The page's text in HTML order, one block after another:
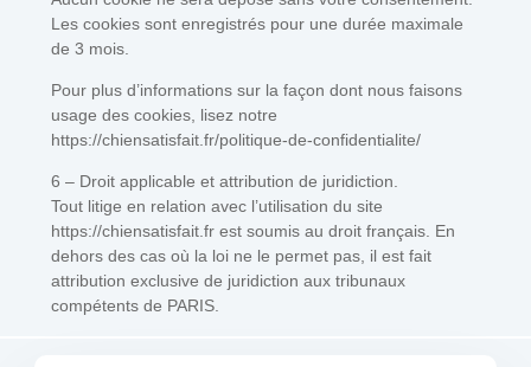
Les cookies sont enregistrés pour une durée maximale
de 3 mois.
Pour plus d’informations sur la façon dont nous faisons
usage des cookies, lisez notre
https://chiensatisfait.fr/politique-de-confidentialite/
6 – Droit applicable et attribution de juridiction.
Tout litige en relation avec l’utilisation du site
https://chiensatisfait.fr est soumis au droit français. En
dehors des cas où la loi ne le permet pas, il est fait
attribution exclusive de juridiction aux tribunaux
compétents de PARIS.